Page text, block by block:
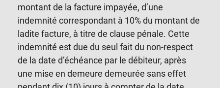
montant de la facture impayée, d’une
indemnité correspondant à 10% du montant de
ladite facture, à titre de clause pénale. Cette
indemnité est due du seul fait du non-respect
de la date d’échéance par le débiteur, après
une mise en demeure demeurée sans effet